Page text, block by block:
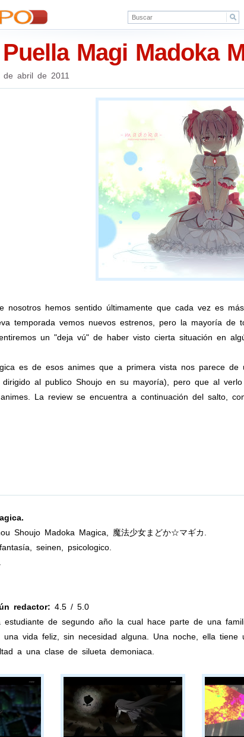
Magi Madoka
de abril de 2011
nosotros hemos sentido últimamente que cada vez es
temporada vemos nuevos estrenos, pero la mayoría de
un "deja vú" de haber visto cierta situación en
es de esos animes que a primera vista nos parece
al publico Shoujo en su mayoría), pero que al
La review se encuentra a continuación del salto,
Shoujo Madoka Magica, 魔法少女まどか☆マギカ.
seinen, psicologico.
redactor: 4.5 / 5.0
estudiante de segundo año la cual hace parte de una
vida feliz, sin necesidad alguna. Una noche, ella
a una clase de silueta demoniaca.